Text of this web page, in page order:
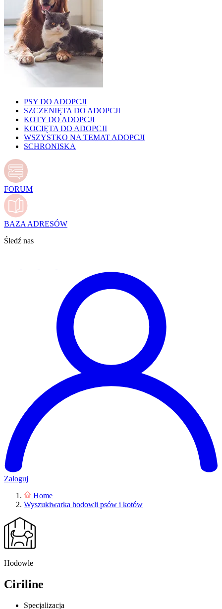
PSY DO ADOPCJI
SZCZENIĘTA DO ADOPCJI
KOTY DO ADOPCJI
KOCIĘTA DO ADOPCJI
WSZYSTKO NA TEMAT ADOPCJI
SCHRONISKA
FORUM
BAZA ADRESÓW
Śledź nas
Zaloguj
Home
Wyszukiwarka hodowli psów i kotów
Hodowle
Ciriline
Specjalizacja